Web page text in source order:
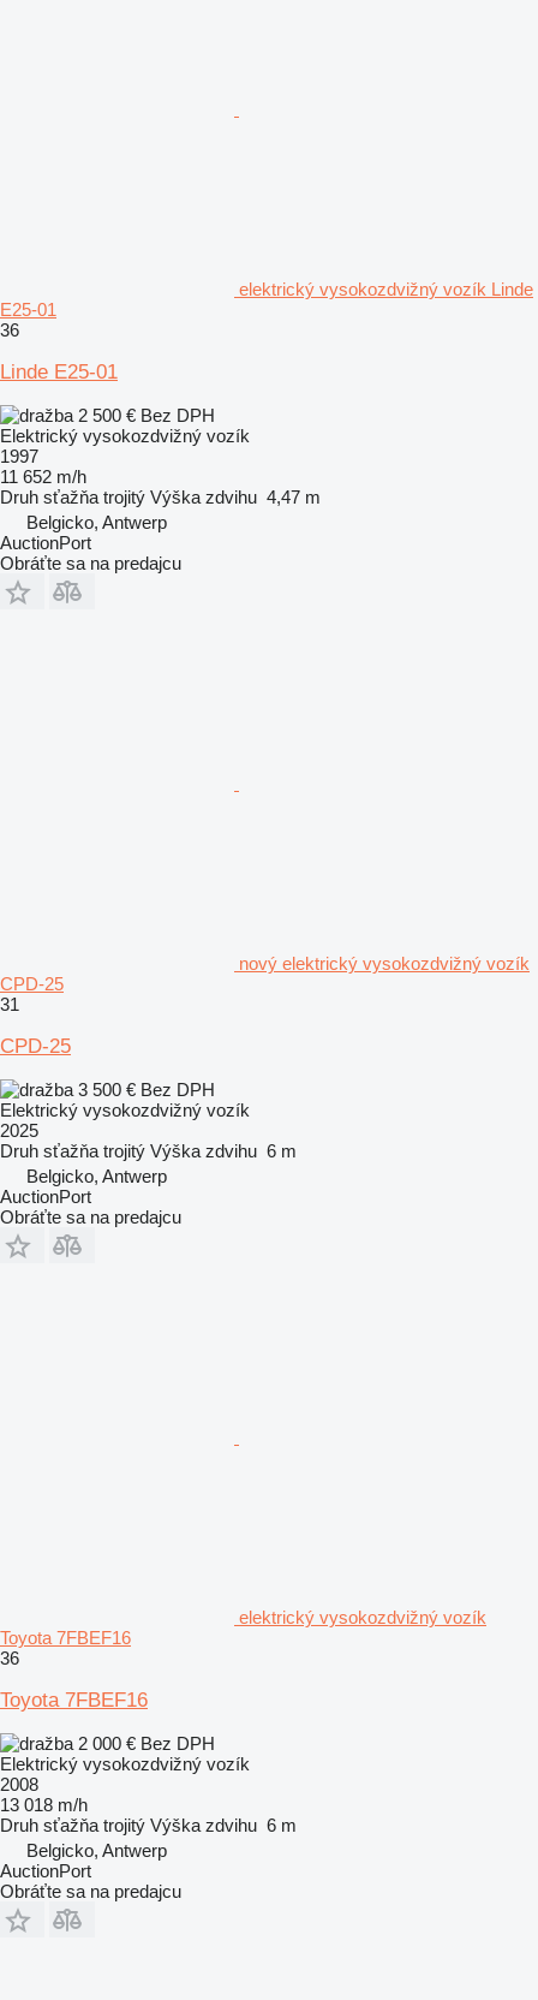
elektrický vysokozdvižný vozík Linde
E25-01
36
Linde E25-01
2 500 € Bez DPH
Elektrický vysokozdvižný vozík
1997
11 652 m/h
Druh sťažňa trojitý Výška zdvihu 4,47 m
Belgicko, Antwerp
AuctionPort
Obráťte sa na predajcu
nový elektrický vysokozdvižný vozík
CPD-25
31
CPD-25
3 500 € Bez DPH
Elektrický vysokozdvižný vozík
2025
Druh sťažňa trojitý Výška zdvihu 6 m
Belgicko, Antwerp
AuctionPort
Obráťte sa na predajcu
elektrický vysokozdvižný vozík
Toyota 7FBEF16
36
Toyota 7FBEF16
2 000 € Bez DPH
Elektrický vysokozdvižný vozík
2008
13 018 m/h
Druh sťažňa trojitý Výška zdvihu 6 m
Belgicko, Antwerp
AuctionPort
Obráťte sa na predajcu